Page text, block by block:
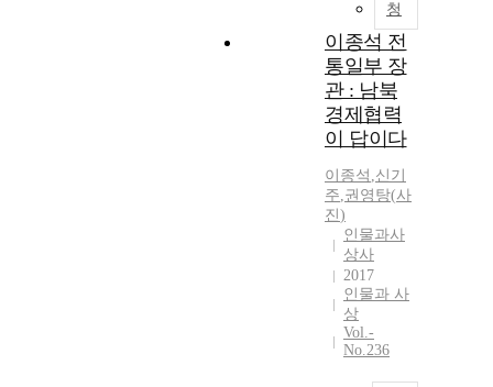
청
이종석 전
통일부 장
관 : 남북
경제협력
이 답이다
이종석 ,신기
주,권영탕(사
진)
인물과사
상사
2017
인물과 사
상
Vol.-
No.236